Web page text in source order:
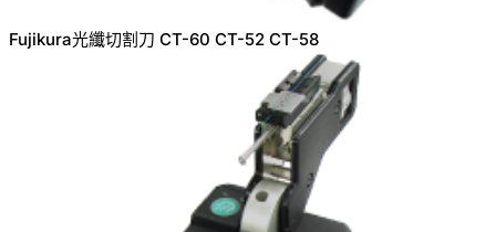
Fujikura光纖切割刀 CT-60 CT-52 CT-58